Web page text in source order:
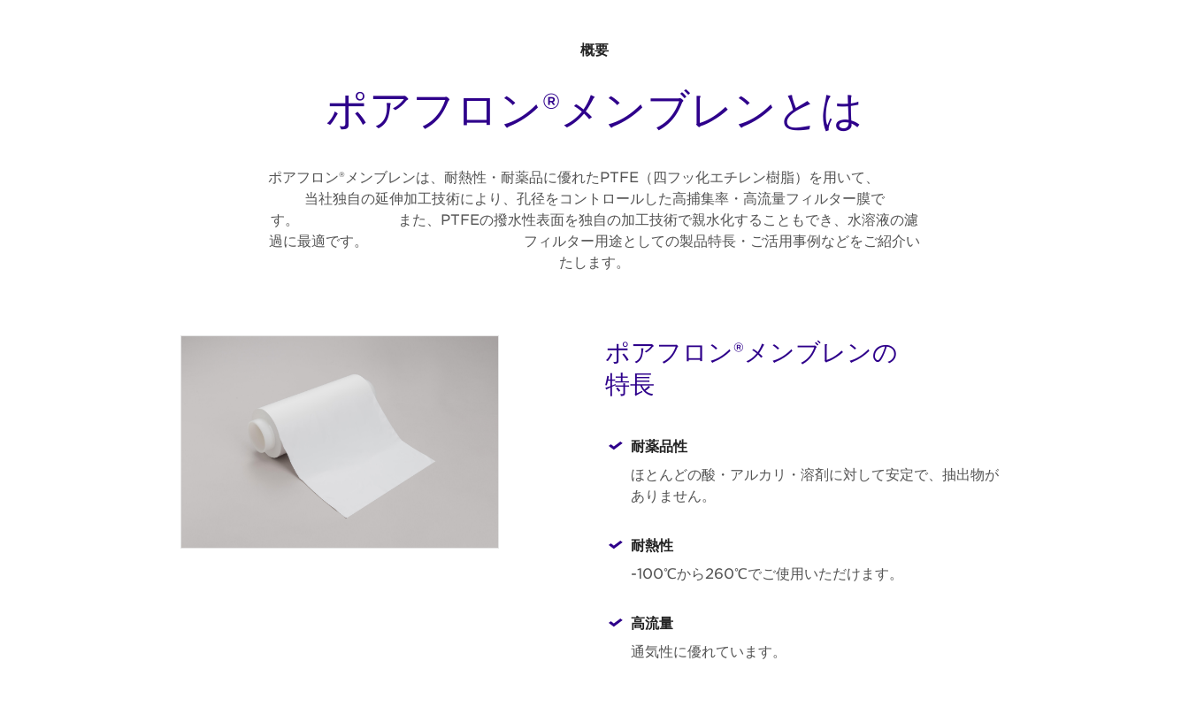
概要
ポアフロン®メンブレンとは
ポアフロン®メンブレンは、耐熱性・耐薬品に優れたPTFE（四フッ化エチレン樹脂）を用いて、
当社独自の延伸加工技術により、孔径をコントロールした高捕集率・高流量フィルター膜で
す。 また、PTFEの撥水性表面を独自の加工技術で親水化することもでき、水溶液の濾
過に最適です。 フィルター用途としての製品特長・ご活用事例などをご紹介い
たします。
ポアフロン®メンブレンの
特長
耐薬品性
ほとんどの酸・アルカリ・溶剤に対して安定で、抽出物が
ありません。
耐熱性
-100℃から260℃でご使用いただけます。
高流量
通気性に優れています。